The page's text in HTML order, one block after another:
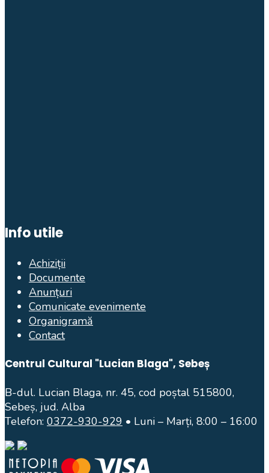
Info utile
Achiziții
Documente
Anunțuri
Comunicate evenimente
Organigramă
Contact
Centrul Cultural "Lucian Blaga", Sebeș
B-dul. Lucian Blaga, nr. 45, cod poștal 515800,
Sebeș, jud. Alba
Telefon: 0372-930-929 • Luni – Marți, 8:00 – 16:00